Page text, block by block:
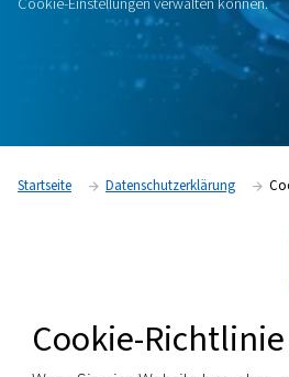
auf unserer Website
Cookies wir verwenden, warum
Cookie-Einstellungen verwalten